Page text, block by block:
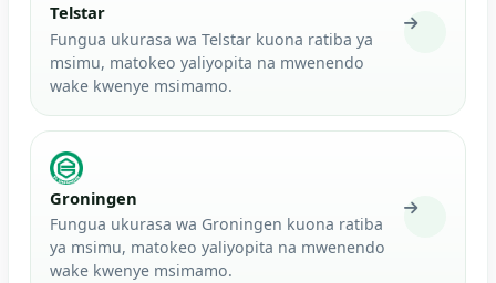
Telstar
Fungua ukurasa wa Telstar kuona ratiba ya
msimu, matokeo yaliyopita na mwenendo
wake kwenye msimamo.
Groningen
Fungua ukurasa wa Groningen kuona ratiba
ya msimu, matokeo yaliyopita na mwenendo
wake kwenye msimamo.